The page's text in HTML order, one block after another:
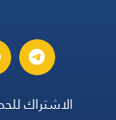
الاشتراك